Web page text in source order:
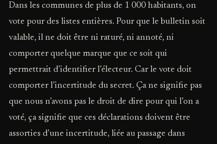
Dans les communes de plus de 1 000 habitants, on
vote pour des listes entières. Pour que le bulletin soit
valable, il ne doit être ni raturé, ni annoté, ni
comporter quelque marque que ce soit qui
permettrait d’identifier l’électeur. Car le vote doit
comporter l’incertitude du secret. Ça ne signifie pas
que nous n’avons pas le droit de dire pour qui l’on a
voté, ça signifie que ces déclarations doivent être
assorties d’une incertitude, liée au passage dans